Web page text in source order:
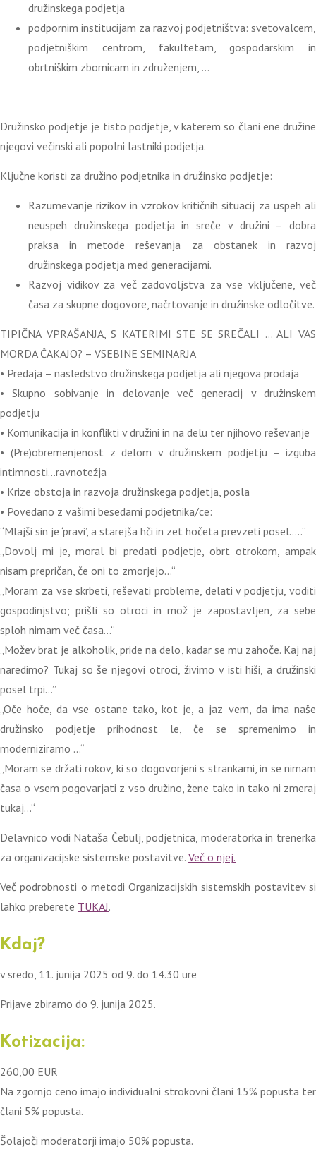
družinskega podjetja
podpornim institucijam za razvoj podjetništva: svetovalcem,
podjetniškim centrom, fakultetam, gospodarskim in
obrtniškim zbornicam in združenjem, …
Družinsko podjetje je tisto podjetje, v katerem so člani ene družine
njegovi večinski ali popolni lastniki podjetja.
Ključne koristi za družino podjetnika in družinsko podjetje:
Razumevanje rizikov in vzrokov kritičnih situacij za uspeh ali
neuspeh družinskega podjetja in sreče v družini – dobra
praksa in metode reševanja za obstanek in razvoj
družinskega podjetja med generacijami.
Razvoj vidikov za več zadovoljstva za vse vključene, več
časa za skupne dogovore, načrtovanje in družinske odločitve.
TIPIČNA VPRAŠANJA, S KATERIMI STE SE SREČALI … ALI VAS
MORDA ČAKAJO? – VSEBINE SEMINARJA
• Predaja – nasledstvo družinskega podjetja ali njegova prodaja
• Skupno sobivanje in delovanje več generacij v družinskem
podjetju
• Komunikacija in konflikti v družini in na delu ter njihovo reševanje
• (Pre)obremenjenost z delom v družinskem podjetju – izguba
intimnosti…ravnotežja
• Krize obstoja in razvoja družinskega podjetja, posla
• Povedano z vašimi besedami podjetnika/ce:
“Mlajši sin je ‘pravi’, a starejša hči in zet hočeta prevzeti posel…..“
„Dovolj mi je, moral bi predati podjetje, obrt otrokom, ampak
nisam prepričan, če oni to zmorjejo…“
„Moram za vse skrbeti, reševati probleme, delati v podjetju, voditi
gospodinjstvo; prišli so otroci in mož je zapostavljen, za sebe
sploh nimam več časa…“
„Možev brat je alkoholik, pride na delo, kadar se mu zahoče. Kaj naj
naredimo? Tukaj so še njegovi otroci, živimo v isti hiši, a družinski
posel trpi…”
„Oče hoče, da vse ostane tako, kot je, a jaz vem, da ima naše
družinsko podjetje prihodnost le, če se spremenimo in
moderniziramo …“
„Moram se držati rokov, ki so dogovorjeni s strankami, in se nimam
časa o vsem pogovarjati z vso družino, žene tako in tako ni zmeraj
tukaj…“
Delavnico vodi Nataša Čebulj, podjetnica, moderatorka in trenerka
za organizacijske sistemske postavitve. Več o njej.
Več podrobnosti o metodi Organizacijskih sistemskih postavitev si
lahko preberete TUKAJ.
Kdaj?
v sredo, 11. junija 2025 od 9. do 14.30 ure
Prijave zbiramo do 9. junija 2025.
Kotizacija:
260,00 EUR
Na zgornjo ceno imajo individualni strokovni člani 15% popusta ter
člani 5% popusta.
Šolajoči moderatorji imajo 50% popusta.